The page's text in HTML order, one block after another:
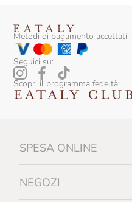
Metodi di pagamento accettati:
Seguici su:
Scopri il programma fedeltà:
SPESA ONLINE
NEGOZI